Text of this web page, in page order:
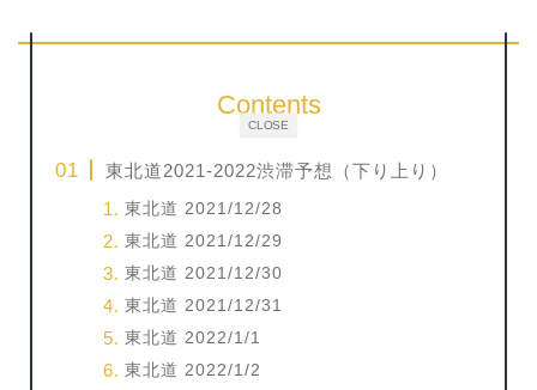
CLOSE
Contents
東北道2021-2022渋滞予想（下り上り）
東北道 2021/12/28
東北道 2021/12/29
東北道 2021/12/30
東北道 2021/12/31
東北道 2022/1/1
東北道 2022/1/2